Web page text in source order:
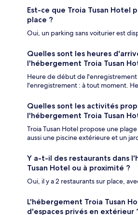
Est-ce que Troia Tusan Hotel
place ?
Oui, un parking sans voiturier est
Quelles sont les heures
l'hébergement Troia Tusan
Heure de début de l'enregistrement
l'enregistrement : à tout moment.
Quelles sont les activités
l'hébergement Troia Tusan
Troia Tusan Hotel propose une
aussi une piscine extérieure et un
Y a-t-il des restaurants dans
Tusan Hotel ou à proximité ?
Oui, il y a 2 restaurants sur place,
L'hébergement Troia Tusan
d'espaces privés en extérieur